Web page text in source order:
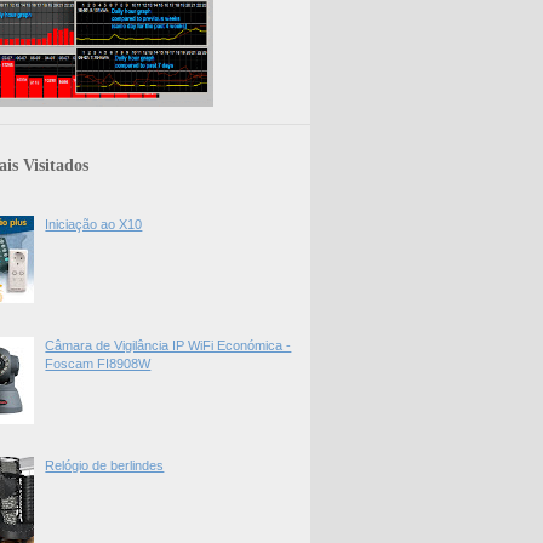
Visitados
Iniciação ao X10
Câmara de Vigilância IP WiFi Económica -
Foscam FI8908W
Relógio de berlindes